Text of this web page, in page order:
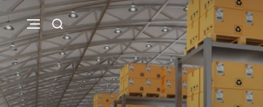
content
Search
for: